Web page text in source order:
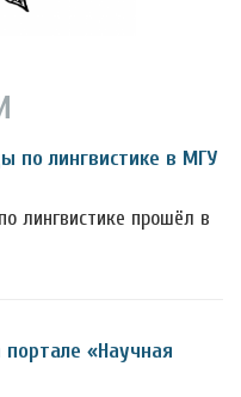
по лингвистике в МГУ
лингвистике прошёл в
«Научная